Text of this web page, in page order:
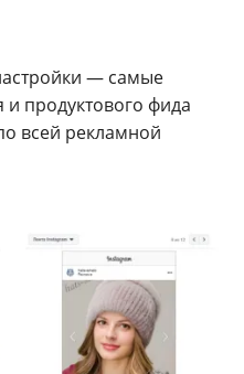
— самые
продуктового фида
всей рекламной